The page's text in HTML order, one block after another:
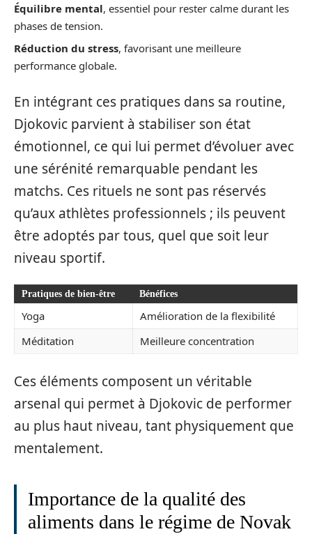
Équilibre mental, essentiel pour rester calme durant les
phases de tension.
Réduction du stress, favorisant une meilleure
performance globale.
En intégrant ces pratiques dans sa routine,
Djokovic parvient à stabiliser son état
émotionnel, ce qui lui permet d’évoluer avec
une sérénité remarquable pendant les
matchs. Ces rituels ne sont pas réservés
qu’aux athlètes professionnels ; ils peuvent
être adoptés par tous, quel que soit leur
niveau sportif.
Pratiques de bien-être Bénéfices
Yoga
Amélioration de la flexibilité
Méditation
Meilleure concentration
Ces éléments composent un véritable
arsenal qui permet à Djokovic de performer
au plus haut niveau, tant physiquement que
mentalement.
Importance de la qualité des
aliments dans le régime de Novak